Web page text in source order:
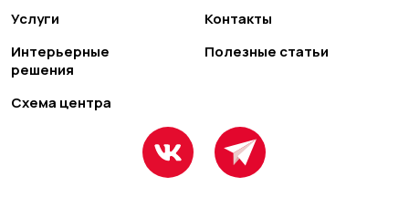
Услуги
Интерьерные
решения
Схема центра
Контакты
Полезные статьи